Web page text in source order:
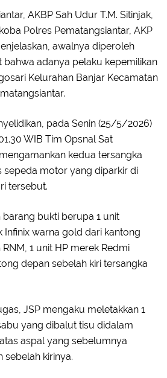
AKBP Sah Udur T.M. Sitinjak,
Polres Pematangsiantar, AKP
awalnya diperoleh
bahwa adanya pelaku kepemilikan
Kelurahan Banjar Kecamatan
pada Senin (25/5/2026)
WIB Tim Opsnal Sat
kedua tersangka
sepeda motor yang diparkir di
tersebut.
bukti berupa 1 unit
Infinix warna gold dari kantong
1 unit HP merek Redmi
depan sebelah kiri tersangka
JSP mengaku meletakkan 1
yang dibalut tisu didalam
aspal yang sebelumnya
sebelah kirinya.